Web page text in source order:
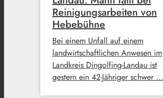
Reinigungsarbeiten von
Hebebühne
Bei einem Unfall auf einem
landwirtschaftlichen Anwesen im
Landkreis Dingolfing-Landau ist
gestern ein 42-Jähriger schwer …